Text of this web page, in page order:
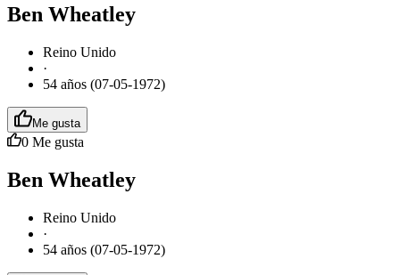
Ben Wheatley
Reino Unido
·
54 años (07-05-1972)
Me gusta
0 Me gusta
Ben Wheatley
Reino Unido
·
54 años (07-05-1972)